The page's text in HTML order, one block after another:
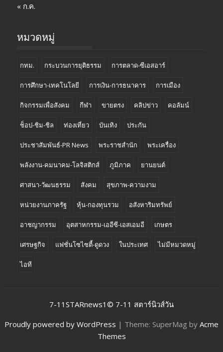
« ก.ค.
หมวดหมู่
กทม. กระบวนการยุติธรรม การตลาด-ซีเอสอาร์
การศึกษา-เทคโนโลยี การเงิน-การธนาคาร การเมือง
กิจกรรมเพื่อสังคม กีฬา ขายตรง คลิปข่าว คอลัมน์
ช็อป-ชิม-ชิล ท่องเที่ยว บันเทิง ประกัน
ประชาสัมพันธ์-PR News พระราชสำนัก พระเครื่อง
พลังงาน-คมนาคม-โลจิสติกส์ ภูมิภาค ยานยนต์
ศาสนา-วัฒนธรรม สังคม สุขภาพ-ความงาม
หน่วยงานภาครัฐ หุ้น-กองทุนรวม อสังหาริมทรัพย์
อาชญากรรม อุตสาหกรรม-เออีซี-เอสเอมอี เกษตร
เศรษฐกิจ แฟชั่นโซไซตี้-ดูดวง ในประเทศ ไม่มีหมวดหมู่
ไอที
7-11STARnews1© 7-11 สตาร์นิวส์วัน
Proudly powered by WordPress | Theme: SuperMag by Acme
Themes